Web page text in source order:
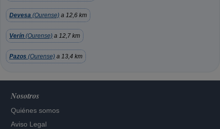
Devesa (Ourense) a 12,6 km
Verín (Ourense) a 12,7 km
Pazos (Ourense) a 13,4 km
Nosotros
Quiénes somos
Aviso Legal